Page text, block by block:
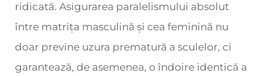
ridicată. Asigurarea paralelismului absolut
între matrița masculină și cea feminină nu
doar previne uzura prematură a sculelor, ci
garantează, de asemenea, o îndoire identică a